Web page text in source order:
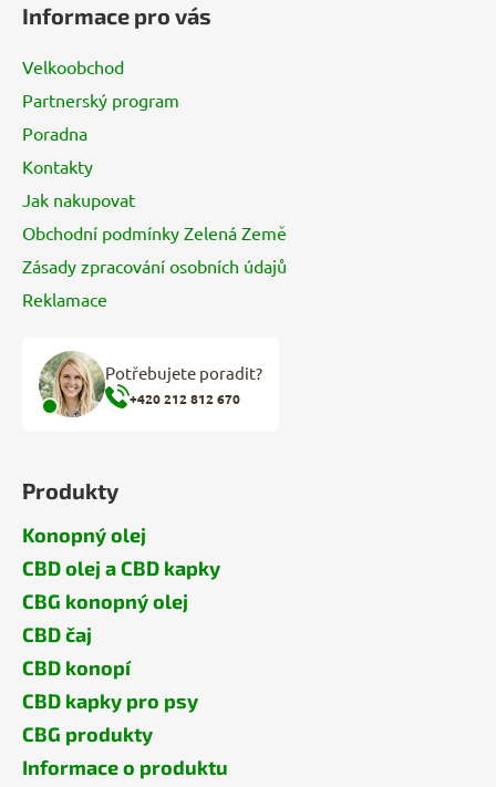
Informace pro vás
Velkoobchod
Partnerský program
Poradna
Kontakty
Jak nakupovat
Obchodní podmínky Zelená Země
Zásady zpracování osobních údajů
Reklamace
Potřebujete poradit?
+420 212 812 670
Produkty
Konopný olej
CBD olej a CBD kapky
CBG konopný olej
CBD čaj
CBD konopí
CBD kapky pro psy
CBG produkty
Informace o produktu